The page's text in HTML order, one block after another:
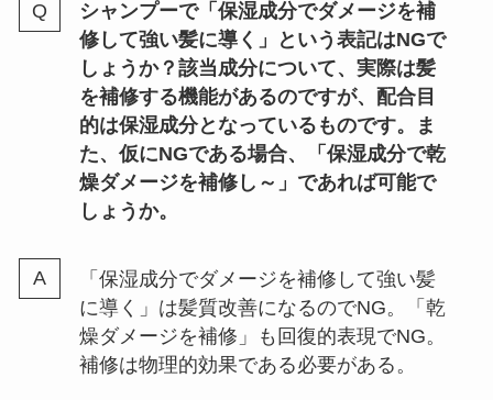
シャンプーで「保湿成分でダメージを補
修して強い髪に導く」という表記はNGで
しょうか？該当成分について、実際は髪
を補修する機能があるのですが、配合目
的は保湿成分となっているものです。ま
た、仮にNGである場合、「保湿成分で乾
燥ダメージを補修し～」であれば可能で
しょうか。
「保湿成分でダメージを補修して強い髪
に導く」は髪質改善になるのでNG。「乾
燥ダメージを補修」も回復的表現でNG。
補修は物理的効果である必要がある。